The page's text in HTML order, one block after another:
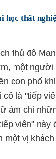
học thất
thủ đô
một người
con phố
là "tiếp
ám chỉ
viên" này
một vị